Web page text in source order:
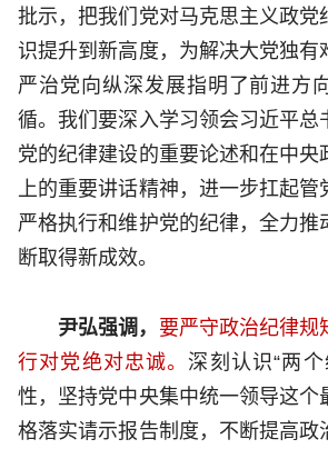
批示，把我们党对马克思主义政党
识提升到新高度，为解决大党独有
严治党向纵深发展指明了前进方
循。我们要深入学习领会习近平总
党的纪律建设的重要论述和在中央
上的重要讲话精神，进一步扛起管
严格执行和维护党的纪律，全力推
断取得新成效。
尹弘强调， 要严守政治纪律规
行对党绝对忠诚。 深刻认识“两
性，坚持党中央集中统一领导这个
格落实请示报告制度，不断提高政